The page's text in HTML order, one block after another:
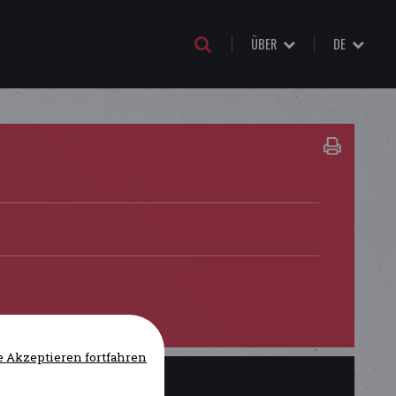
ÜBER DE
Akzeptieren fortfahren